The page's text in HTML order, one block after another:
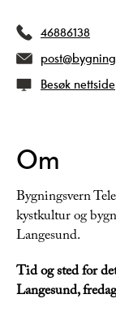
46886138
Besøk nettside
Om
Bygningsvern
kystkultur og
Langesund.
Tid og sted for
Langesund,